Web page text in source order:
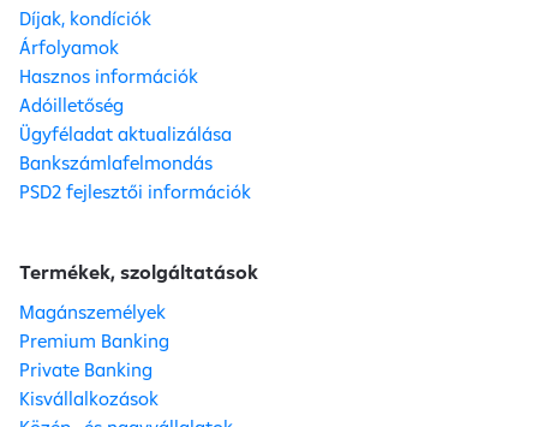
Díjak, kondíciók
Árfolyamok
Hasznos információk
Adóilletőség
Ügyféladat aktualizálása
Bankszámlafelmondás
PSD2 fejlesztői információk
Termékek, szolgáltatások
Magánszemélyek
Premium Banking
Private Banking
Kisvállalkozások